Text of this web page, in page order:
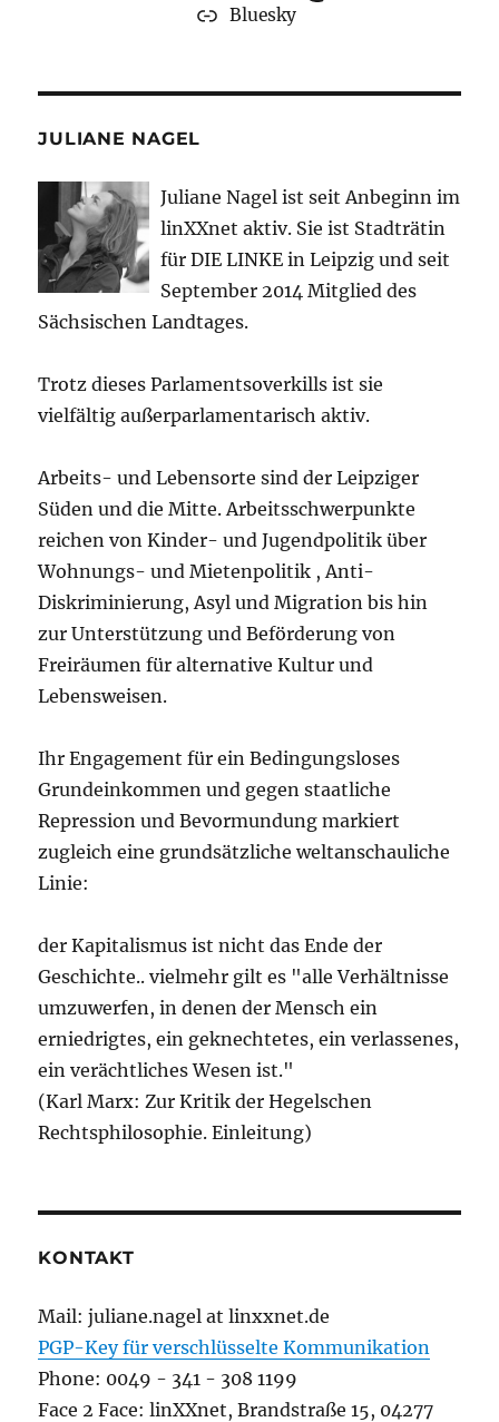
Bluesky
JULIANE NAGEL
Juliane Nagel ist seit Anbeginn im
linXXnet aktiv. Sie ist Stadträtin
für DIE LINKE in Leipzig und seit
September 2014 Mitglied des
Sächsischen Landtages.
Trotz dieses Parlamentsoverkills ist sie
vielfältig außerparlamentarisch aktiv.
Arbeits- und Lebensorte sind der Leipziger
Süden und die Mitte. Arbeitsschwerpunkte
reichen von Kinder- und Jugendpolitik über
Wohnungs- und Mietenpolitik , Anti-
Diskriminierung, Asyl und Migration bis hin
zur Unterstützung und Beförderung von
Freiräumen für alternative Kultur und
Lebensweisen.
Ihr Engagement für ein Bedingungsloses
Grundeinkommen und gegen staatliche
Repression und Bevormundung markiert
zugleich eine grundsätzliche weltanschauliche
Linie:
der Kapitalismus ist nicht das Ende der
Geschichte.. vielmehr gilt es "alle Verhältnisse
umzuwerfen, in denen der Mensch ein
erniedrigtes, ein geknechtetes, ein verlassenes,
ein verächtliches Wesen ist."
(Karl Marx: Zur Kritik der Hegelschen
Rechtsphilosophie. Einleitung)
KONTAKT
Mail: juliane.nagel at linxxnet.de
PGP-Key für verschlüsselte Kommunikation
Phone: 0049 - 341 - 308 1199
Face 2 Face: linXXnet, Brandstraße 15, 04277